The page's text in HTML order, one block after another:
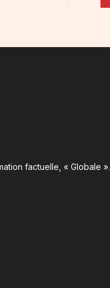
factuelle, « Globale ».